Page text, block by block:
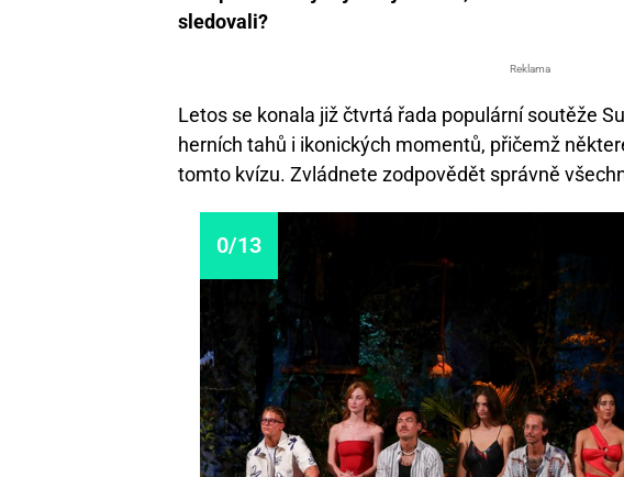
sledovali?
Reklama
Letos se konala již čtvrtá řada populární soutěže
herních tahů i ikonických momentů, přičemž
tomto kvízu. Zvládnete zodpovědět správně
0/13